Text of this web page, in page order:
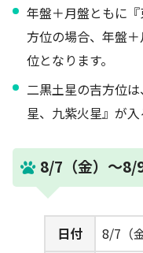
年盤＋月盤ともに
方位の場合、年盤
位となります。
二黒土星の吉方位
星、九紫火星』が入
8/7（金）～8/9
日付 8/7（金